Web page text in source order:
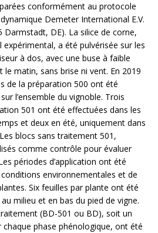
conformément au protocole
Demeter International E.V.
Darmstadt, DE). La silice de corne,
expérimental, a été pulvérisée sur les
à dos, avec une buse à faible
matin, sans brise ni vent. En 2019
de la préparation 500 ont été
l’ensemble du vignoble. Trois
501 ont été effectuées dans les
et deux en été, uniquement dans
blocs sans traitement 501,
comme contrôle pour évaluer
périodes d’application ont été
environnementales et de
Six feuilles par plante ont été
milieu et en bas du pied de vigne.
(BD-501 ou BD), soit un
phase phénologique, ont été